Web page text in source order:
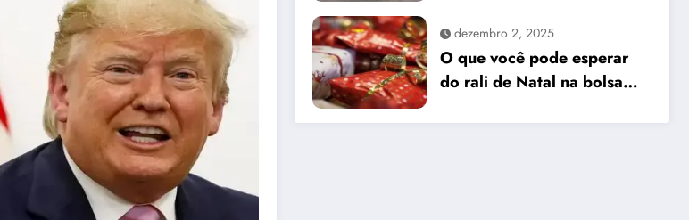
enquanto dólar recua para
cinco reais e trinta e três
centavos
dezembro 2, 2025
O que você pode esperar
do rali de Natal na bolsa